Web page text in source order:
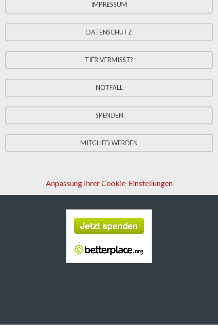
IMPRESSUM
DATENSCHUTZ
TIER VERMISST?
NOTFALL
SPENDEN
MITGLIED WERDEN
Anpassung Ihrer Cookie-Einstellungen